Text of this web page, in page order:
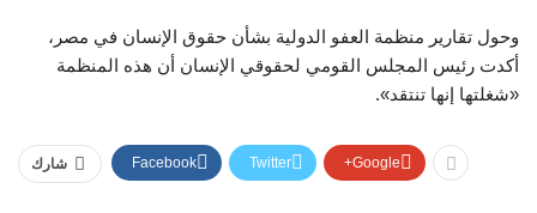
وحول تقارير منظمة العفو الدولية بشأن حقوق الإنسان في مصر،
أكدت رئيس المجلس القومي لحقوقي الإنسان أن هذه المنظمة
«شغلتها إنها تنتقد».
شارك Facebook Twitter Google+